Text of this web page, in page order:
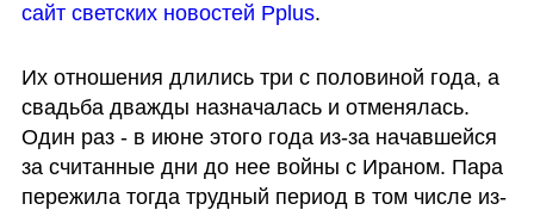
сайт светских новостей Pplus.
Их отношения длились три с половиной года, а
свадьба дважды назначалась и отменялась.
Один раз - в июне этого года из-за начавшейся
за считанные дни до нее войны с Ираном. Пара
пережила тогда трудный период в том числе из-